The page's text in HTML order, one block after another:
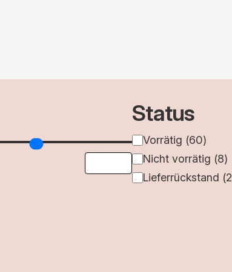
Status
Verfügbarkeit
Vorrätig (60)
Nicht vorrätig (8)
Lieferrückstand (2